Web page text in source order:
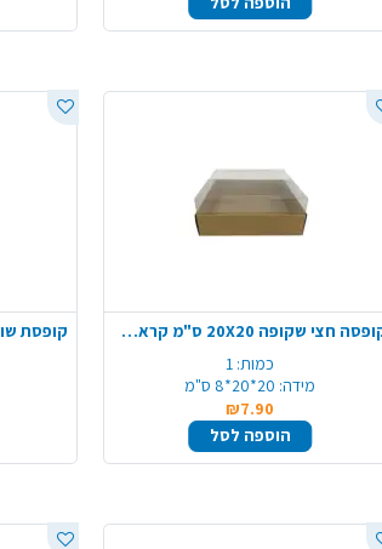
קופסה חצי שקופה 20X20 ס"מ קראפט - בינוני
כמות: 1
מידה: 20*20*8 ס"מ
₪7.90
הוספה לסל